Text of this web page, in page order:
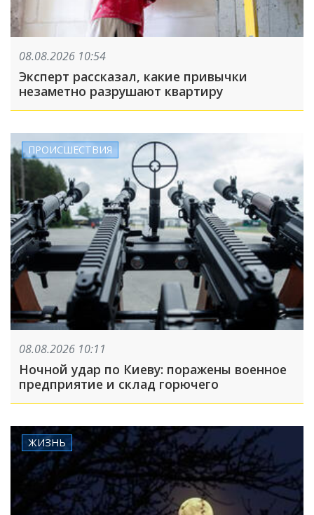
08.08.2026 10:54
Эксперт рассказал, какие привычки
незаметно разрушают квартиру
ПРОИСШЕСТВИЯ
08.08.2026 10:11
Ночной удар по Киеву: поражены военное
предприятие и склад горючего
ЖИЗНЬ